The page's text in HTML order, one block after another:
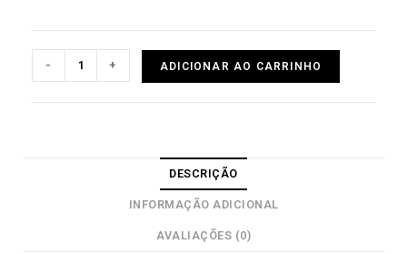
- + ADICIONAR AO CARRINHO
DESCRIÇÃO
INFORMAÇÃO ADICIONAL
AVALIAÇÕES (0)